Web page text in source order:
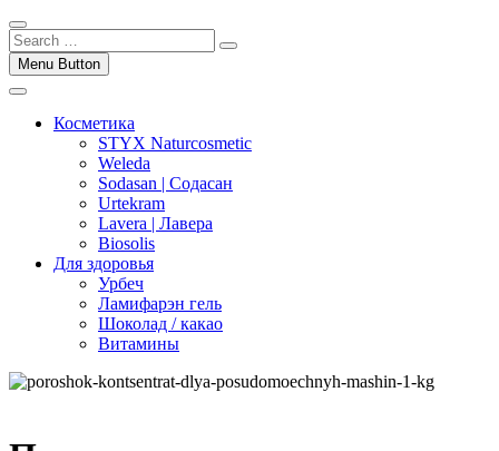
Menu Button
Косметика
STYX Naturcosmetic
Weleda
Sodasan | Содасан
Urtekram
Lavera | Лавера
Biosolis
Для здоровья
Урбеч
Ламифарэн гель
Шоколад / какао
Витамины